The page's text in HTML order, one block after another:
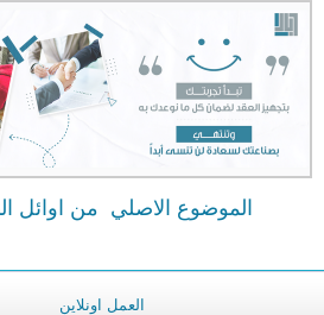
الموضوع الاصلي من اوائل
العمل اونلاين